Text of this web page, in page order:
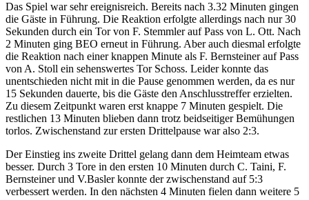
Das Spiel war sehr ereignisreich. Bereits nach 3.32 Minuten gingen
die Gäste in Führung. Die Reaktion erfolgte allerdings nach nur 30
Sekunden durch ein Tor von F. Stemmler auf Pass von L. Ott. Nach
2 Minuten ging BEO erneut in Führung. Aber auch diesmal erfolgte
die Reaktion nach einer knappen Minute als F. Bernsteiner auf Pass
von A. Stoll ein sehenswertes Tor Schoss. Leider konnte das
unentschieden nicht mit in die Pause genommen werden, da es nur
15 Sekunden dauerte, bis die Gäste den Anschlusstreffer erzielten.
Zu diesem Zeitpunkt waren erst knappe 7 Minuten gespielt. Die
restlichen 13 Minuten blieben dann trotz beidseitiger Bemühungen
torlos. Zwischenstand zur ersten Drittelpause war also 2:3.
Der Einstieg ins zweite Drittel gelang dann dem Heimteam etwas
besser. Durch 3 Tore in den ersten 10 Minuten durch C. Taini, F.
Bernsteiner und V.Basler konnte der zwischenstand auf 5:3
verbessert werden. In den nächsten 4 Minuten fielen dann weitere 5